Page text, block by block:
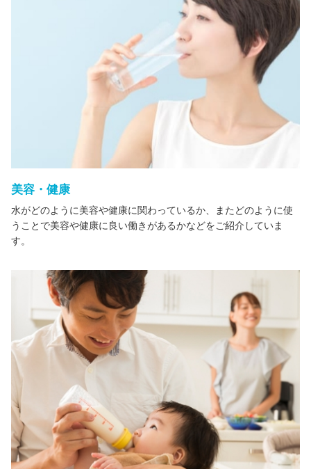
美容・健康
水がどのように美容や健康に関わっているか、またどのように使
うことで美容や健康に良い働きがあるかなどをご紹介していま
す。